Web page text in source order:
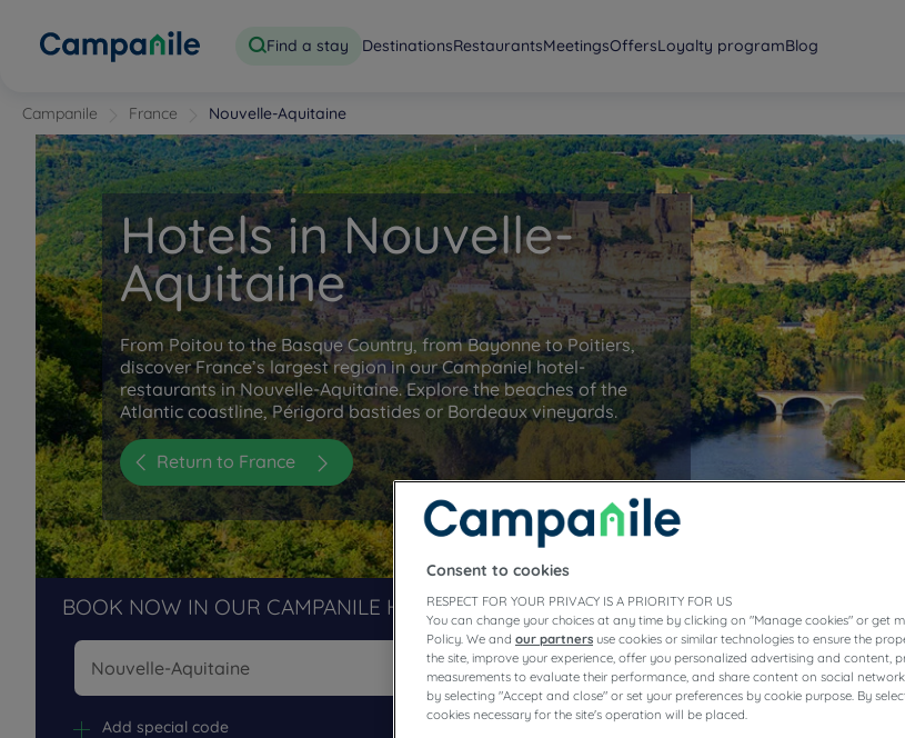
Find a stay DestinationsRestaurantsMeetingsOffersLoyalty programBlog
Campanile France Nouvelle-Aquitaine
Hotels in Nouvelle-
Aquitaine
From Poitou to the Basque Country, from Bayonne to Poitiers,
discover France’s largest region in our Campaniel hotel-
restaurants in Nouvelle-Aquitaine. Explore the beaches of the
Atlantic coastline, Périgord bastides or Bordeaux vineyards.
Return to France
BOOK NOW IN OUR CAMPANILE HOTELS RESTAURANTS
Navigate forward to interact with the calendar and
Navigate backward to interact
Add special code
Consent to cookies
RESPECT FOR YOUR PRIVACY IS A PRIORITY FOR US
You can change your choices at any time by clicking on "Manage cookies" or get
Policy. We and our partners use cookies or similar technologies to ensure the
the site, improve your experience, offer you personalized advertising and content,
measurements to evaluate their performance, and share content on social
by selecting "Accept and close" or set your preferences by cookie purpose. By
cookies necessary for the site's operation will be placed.